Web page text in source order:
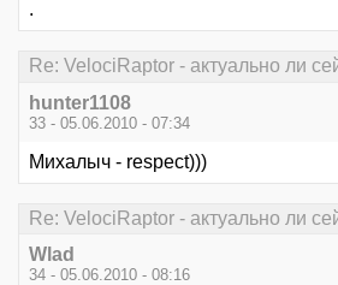
.
Re: VelociRaptor - актуально ли
hunter1108
33 - 05.06.2010 - 07:34
Михалыч - respect)))
Re: VelociRaptor - актуально ли
Wlad
34 - 05.06.2010 - 08:16